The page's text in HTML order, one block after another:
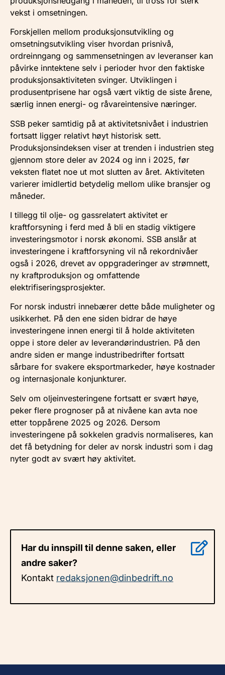
vekst i omsetningen.
Forskjellen mellom produksjonsutvikling og
omsetningsutvikling viser hvordan prisnivå,
ordreinngang og sammensetningen av leveranser kan
påvirke inntektene selv i perioder hvor den faktiske
produksjonsaktiviteten svinger. Utviklingen i
produsentprisene har også vært viktig de siste årene,
særlig innen energi- og råvareintensive næringer.
SSB peker samtidig på at aktivitetsnivået i industrien
fortsatt ligger relativt høyt historisk sett.
Produksjonsindeksen viser at trenden i industrien steg
gjennom store deler av 2024 og inn i 2025, før
veksten flatet noe ut mot slutten av året. Aktiviteten
varierer imidlertid betydelig mellom ulike bransjer og
måneder.
I tillegg til olje- og gassrelatert aktivitet er
kraftforsyning i ferd med å bli en stadig viktigere
investeringsmotor i norsk økonomi. SSB anslår at
investeringene i kraftforsyning vil nå rekordnivåer
også i 2026, drevet av oppgraderinger av strømnett,
ny kraftproduksjon og omfattende
elektrifiseringsprosjekter.
For norsk industri innebærer dette både muligheter og
usikkerhet. På den ene siden bidrar de høye
investeringene innen energi til å holde aktiviteten
oppe i store deler av leverandørindustrien. På den
andre siden er mange industribedrifter fortsatt
sårbare for svakere eksportmarkeder, høye kostnader
og internasjonale konjunkturer.
Selv om oljeinvesteringene fortsatt er svært høye,
peker flere prognoser på at nivåene kan avta noe
etter toppårene 2025 og 2026. Dersom
investeringene på sokkelen gradvis normaliseres, kan
det få betydning for deler av norsk industri som i dag
nyter godt av svært høy aktivitet.
Har du innspill til denne saken, eller
andre saker?
Kontakt redaksjonen@dinbedrift.no